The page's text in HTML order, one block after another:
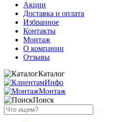
Акции
Доставка и оплата
Избранное
Контакты
Монтаж
О компании
Отзывы
Каталог
Инфо
Монтаж
Поиск